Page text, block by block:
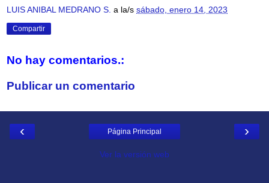
LUIS ANIBAL MEDRANO S. a la/s sábado, enero 14, 2023
Compartir
No hay comentarios.:
Publicar un comentario
‹ ›
Página Principal
Ver la versión web